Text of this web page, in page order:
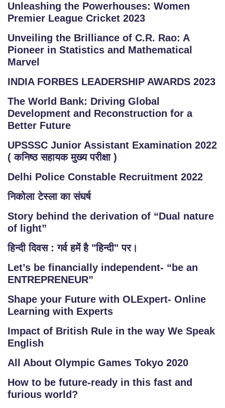
Unleashing the Powerhouses: Women
Premier League Cricket 2023
Unveiling the Brilliance of C.R. Rao: A
Pioneer in Statistics and Mathematical
Marvel
INDIA FORBES LEADERSHIP AWARDS 2023
The World Bank: Driving Global
Development and Reconstruction for a
Better Future
UPSSSC Junior Assistant Examination 2022
( कनिष्ठ सहायक मुख्य परीक्षा )
Delhi Police Constable Recruitment 2022
निकोला टेस्ला का संघर्ष
Story behind the derivation of “Dual nature
of light”
हिन्दी दिवस : गर्व हमें है "हिन्दी" पर।
Let’s be financially independent- “be an
ENTREPRENEUR”
Shape your Future with OLExpert- Online
Learning with Experts
Impact of British Rule in the way We Speak
English
All About Olympic Games Tokyo 2020
How to be future-ready in this fast and
furious world?